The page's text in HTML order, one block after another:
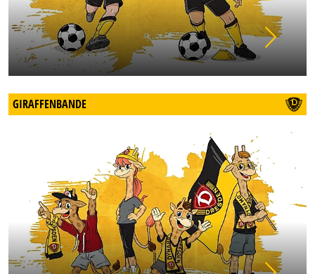
GIRAFFENBANDE